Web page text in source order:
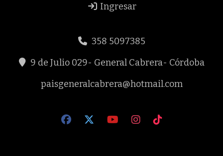
Ingresar
358 5097385
9 de Julio 029- General Cabrera- Córdoba
paisgeneralcabrera@hotmail.com